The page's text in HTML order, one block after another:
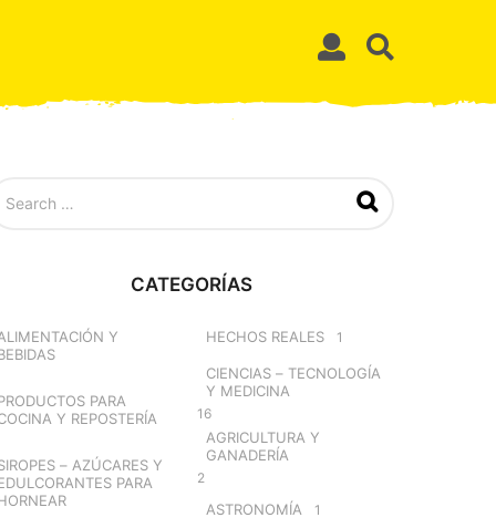
CATEGORÍAS
Y
PARA
Y REPOSTERÍA
– AZÚCARES Y
PARA
HECHOS REALES 1
CIENCIAS – TECNOLOGÍA
Y MEDICINA
16
AGRICULTURA Y
GANADERÍA
2
ASTRONOMÍA 1